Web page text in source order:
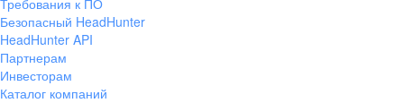
Требования к ПО
Безопасный HeadHunter
HeadHunter API
Партнерам
Инвесторам
Каталог компаний